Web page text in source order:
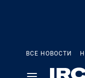
ВСЕ НОВОСТИ